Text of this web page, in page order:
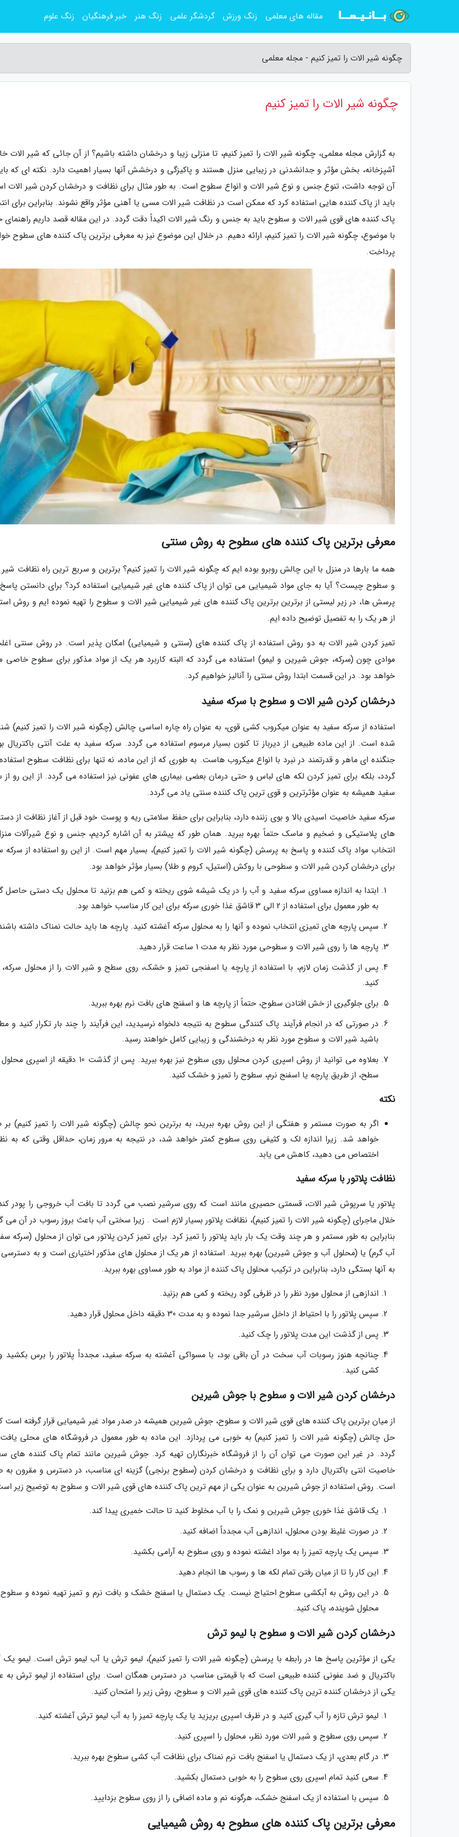
چگونه شیر الات را تمیز کنیم - مجله معلمی
چگونه شیر الات را تمیز کنیم
به گزارش مجله معلمی، چگونه شیر الات را تمیز کنیم، تا منزلی زیبا و درخشان داشته باشیم؟ از آن جائی که شیر الات
آشپزخانه، بخش مؤثر و جدانشدنی در زیبایی منزل هستند و پاکیزگی و درخشش آنها بسیار اهمیت دارد. نکته ای که
آن توجه داشت، تنوع جنس و نوع شیر الات و انواع سطوح است. به طور مثال برای نظافت و درخشان کردن شیر الات
باید از پاک کننده هایی استفاده کرد که ممکن است در نظافت شیر الات مسی یا آهنی مؤثر واقع نشوند. بنابراین برای
پاک کننده های قوی شیر الات و سطوح باید به جنس و رنگ شیر الات اکیداً دقت گردد. در این مقاله قصد داریم راهنمای
با موضوع، چگونه شیر الات را تمیز کنیم، ارائه دهیم. در خلال این موضوع نیز به معرفی برترین پاک کننده های سطوح
پرداخت.
معرفی برترین پاک کننده های سطوح به روش سنتی
همه ما بارها در منزل با این چالش روبرو بوده ایم که چگونه شیر الات را تمیز کنیم؟ برترین و سریع ترین راه نظافت شیر
و سطوح چیست؟ آیا به جای مواد شیمیایی می توان از پاک کننده های غیر شیمیایی استفاده کرد؟ برای دانستن
پرسش ها، در زیر لیستی از برترین برترین پاک کننده های غیر شیمیایی شیر الات و سطوح را تهیه نموده ایم و روش
از هر یک را به تفصیل توضیح داده ایم.
تمیز کردن شیر الات به دو روش استفاده از پاک کننده های (سنتی و شیمیایی) امکان پذیر است. در روش سنتی
موادی چون (سرکه، جوش شیرین و لیمو) استفاده می گردد که البته کاربرد هر یک از مواد مذکور برای سطوح خاصی
خواهد بود. در این قسمت ابتدا روش سنتی را آنالیز خواهیم کرد.
درخشان کردن شیر الات و سطوح با سرکه سفید
استفاده از سرکه سفید به عنوان میکروب کشی قوی، به عنوان راه چاره اساسی چالش (چگونه شیر الات را تمیز کنیم)
شده است. از این ماده طبیعی از دیرباز تا کنون بسیار مرسوم استفاده می گردد. سرکه سفید به علت آنتی باکتریال
جنگنده ای ماهر و قدرتمند در نبرد با انواع میکروب هاست. به طوری که از این ماده، نه تنها برای نظافت سطوح
گردد، بلکه برای تمیز کردن لکه های لباس و حتی درمان بعضی بیماری های عفونی نیز استفاده می گردد. از این رو از
سفید همیشه به عنوان مؤثرترین و قوی ترین پاک کننده سنتی یاد می گردد.
سرکه سفید خاصیت اسیدی بالا و بوی زننده دارد، بنابراین برای حفظ سلامتی ریه و پوست خود قبل از آغاز نظافت از
های پلاستیکی و ضخیم و ماسک حتماً بهره ببرید. همان طور که پیشتر به آن اشاره کردیم، جنس و نوع شیرآلات
انتخاب مواد پاک کننده و پاسخ به پرسش (چگونه شیر الات را تمیز کنیم)، بسیار مهم است. از این رو استفاده از سرکه
برای درخشان کردن شیر الات و سطوحی با روکش (استیل، کروم و طلا) بسیار مؤثر خواهد بود.
ابتدا به اندازه مساوی سرکه سفید و آب را در یک شیشه شوی ریخته و کمی هم بزنید تا محلول یک دستی حاصل
به طور معمول برای استفاده از 2 الی 3 قاشق غذا خوری سرکه برای این کار مناسب خواهد بود.
سپس پارچه های تمیزی انتخاب نموده و آنها را به محلول سرکه آغشته کنید. پارچه ها باید حالت نمناک داشته
پارچه ها را روی شیر الات و سطوحی مورد نظر به مدت 1 ساعت قرار دهید.
پس از گذشت زمان لازم، با استفاده از پارچه یا اسفنجی تمیز و خشک، روی سطح و شیر الات را از محلول
کنید.
برای جلوگیری از خش افتادن سطوح، حتماً از پارچه ها و اسفنج های بافت نرم بهره ببرید.
در صورتی که در انجام فرآیند پاک کنندگی سطوح به نتیجه دلخواه نرسیدید، این فرآیند را چند بار تکرار کنید و
باشید شیر الات و سطوح مورد نظر به درخشندگی و زیبایی کامل خواهند رسید.
بعلاوه می توانید از روش اسپری کردن محلول روی سطوح نیز بهره ببرید. پس از گذشت 10
سطح، از طریق پارچه یا اسفنج نرم، سطوح را تمیز و خشک کنید.
نکته
اگر به صورت مستمر و هفتگی از این روش بهره ببرید، به برترین نحو چالش (چگونه شیر الات را تمیز کنیم)
خواهد شد. زیرا اندازه لک و کثیفی روی سطوح کمتر خواهد شد، در نتیجه به مرور زمان، حداقل وقتی که به
اختصاص می دهید، کاهش می یابد.
نظافت پلاتور با سرکه سفید
پلاتور یا سرپوش شیر الات، قسمتی حصیری مانند است که روی سرشیر نصب می گردد تا بافت آب خروجی را پودر
خلال ماجرای (چگونه شیر الات را تمیز کنیم)، نظافت پلاتور بسیار لازم است . زیرا سختی آب باعث بروز رسوب در آن می
بنابراین به طور مستمر و هر چند وقت یک بار باید پلاتور را تمیز کرد. برای تمیز کردن پلاتور می توان از محلول (سرکه
آب گرم) یا (محلول آب و جوش شیرین) بهره ببرید. استفاده از هر یک از محلول های مذکور اختیاری است و به
به آنها بستگی دارد، بنابراین در ترکیب محلول پاک کننده از مواد به طور مساوی بهره ببرید.
اندازهی از محلول مورد نظر را در ظرفی گود ریخته و کمی هم بزنید.
سپس پلاتور را با احتیاط از داخل سرشیر جدا نموده و به مدت 30 دقیقه داخل محلول قرار دهید.
پس از گذشت این مدت پلاتور را چک کنید.
چنانچه هنوز رسوبات آب سخت در آن باقی بود، با مسواکی آغشته به سرکه سفید، مجدداً پلاتور را برس بکشید
کشی کنید.
درخشان کردن شیر الات و سطوح با جوش شیرین
از میان برترین پاک کننده های قوی شیر الات و سطوح، جوش شیرین همیشه در صدر مواد غیر شیمیایی قرار گرفته است
حل چالش (چگونه شیر الات را تمیز کنیم) به خوبی می پردازد. این ماده به طور معمول در فروشگاه های محلی
گردد. در غیر این صورت می توان آن را از فروشگاه خبرنگاران تهیه کرد. جوش شیرین مانند تمام پاک کننده های
خاصیت انتی باکتریال دارد و برای نظافت و درخشان کردن (سطوح برنجی) گزینه ای مناسب، در دسترس و مقرون به
است. روش استفاده از جوش شیرین به عنوان یکی از مهم ترین پاک کننده های قوی شیر الات و سطوح به توضیح زیر
یک قاشق غذا خوری جوش شیرین و نمک را با آب مخلوط کنید تا حالت خمیری پیدا کند.
در صورت غلیظ بودن محلول، اندازهی آب مجدداً اضافه کنید.
سپس یک پارچه تمیز را به مواد اغشته نموده و روی سطوح به آرامی بکشید.
این کار را تا از میان رفتن تمام لکه ها و رسوب ها انجام دهید.
در این روش به آبکشی سطوح احتیاج نیست. یک دستمال یا اسفنج خشک و بافت نرم و تمیز تهیه نموده و سطوح
محلول شوینده، پاک کنید.
درخشان کردن شیر الات و سطوح با لیمو ترش
یکی از مؤثرین پاسخ ها در رابطه با پرسش (چگونه شیر الات را تمیز کنیم)، لیمو ترش یا آب لیمو ترش است. لیمو یک
باکتریال و ضد عفونی کننده طبیعی است که با قیمتی مناسب در دسترس همگان است. برای استفاده از لیمو ترش به
یکی از درخشان کننده ترین پاک کننده های قوی شیر الات و سطوح، روش زیر را امتحان کنید.
لیمو ترش تازه را آب گیری کنید و در ظرف اسپری بریزید یا یک پارچه تمیز را به آب لیمو ترش آغشته کنید.
سپس روی سطوح و شیر الات مورد نظر، محلول را اسپری کنید.
در گام بعدی، از یک دستمال یا اسفنج بافت نرم نمناک برای نظافت آب کشی سطوح بهره ببرید.
سعی کنید تمام اسپری روی سطوح را به خوبی دستمال بکشید.
سپس با استفاده از یک اسفنج خشک، هرگونه نم و ماده اضافی را از روی سطوح بزدایید.
معرفی برترین پاک کننده های سطوح به روش شیمیایی
مقاله های معلمی زنگ ورزش گردشگر علمی زنگ هنر خبر فرهنگیان زنگ علوم